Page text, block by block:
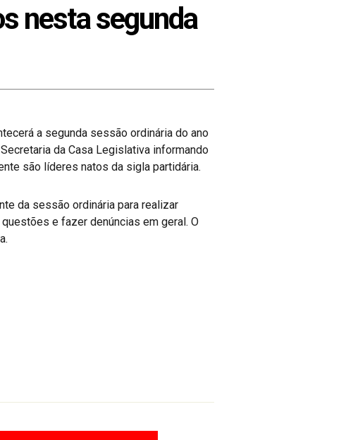
nesta segunda
a segunda sessão ordinária do ano
da Casa Legislativa informando
são líderes natos da sigla partidária.
da sessão ordinária para realizar
e fazer denúncias em geral. O